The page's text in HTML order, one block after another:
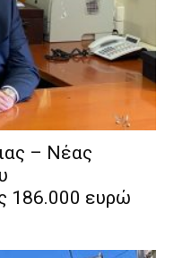
– Νέας
186.000 ευρώ